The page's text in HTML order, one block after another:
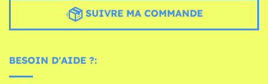
SUIVRE MA COMMANDE
BESOIN D'AIDE ?: